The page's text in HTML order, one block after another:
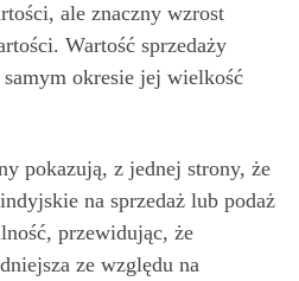
ale znaczny wzrost
Wartość sprzedaży
okresie jej wielkość
pokazują, z jednej strony, że
na sprzedaż lub podaż
przewidując, że
ze względu na